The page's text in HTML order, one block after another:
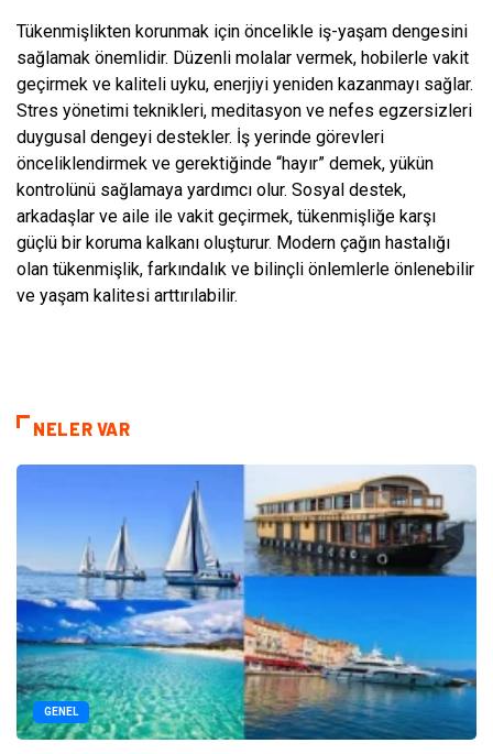
Tükenmişlikten korunmak için öncelikle iş-yaşam dengesini
sağlamak önemlidir. Düzenli molalar vermek, hobilerle vakit
geçirmek ve kaliteli uyku, enerjiyi yeniden kazanmayı sağlar.
Stres yönetimi teknikleri, meditasyon ve nefes egzersizleri
duygusal dengeyi destekler. İş yerinde görevleri
önceliklendirmek ve gerektiğinde “hayır” demek, yükün
kontrolünü sağlamaya yardımcı olur. Sosyal destek,
arkadaşlar ve aile ile vakit geçirmek, tükenmişliğe karşı
güçlü bir koruma kalkanı oluşturur. Modern çağın hastalığı
olan tükenmişlik, farkındalık ve bilinçli önlemlerle önlenebilir
ve yaşam kalitesi arttırılabilir.
NELER VAR
GENEL